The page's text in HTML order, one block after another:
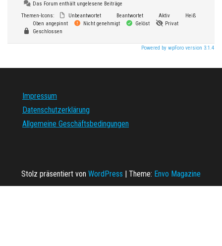
Das Forum enthält ungelesene Beiträge
Themen-Icons:
Unbeantwortet Beantwortet Aktiv
Heiß
Oben angepinnt
Nicht genehmigt Gelöst
Privat
Geschlossen
Powered by wpForo version 3.1.4
Impressum
Datenschutzerklärung
Allgemeine Geschäftsbedingungen
Stolz präsentiert von WordPress | Theme: Envo Magazine